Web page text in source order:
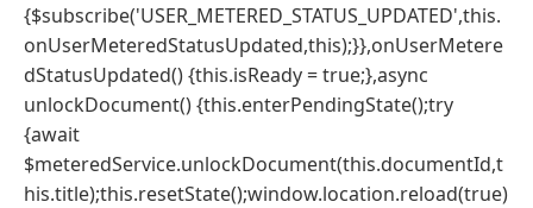
{$subscribe('USER_METERED_STATUS_UPDATED',this.
onUserMeteredStatusUpdated,this);}},onUserMetere
dStatusUpdated() {this.isReady = true;},async
unlockDocument() {this.enterPendingState();try
{await
$meteredService.unlockDocument(this.documentId,t
his.title);this.resetState();window.location.reload(true)